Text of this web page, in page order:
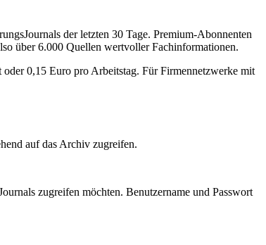
der letzten 30 Tage. Premium-Abonnenten
über 6.000 Quellen wertvoller Fachinformationen.
0,15 Euro pro Arbeitstag. Für Firmennetzwerke mit
auf das Archiv zugreifen.
zugreifen möchten. Benutzername und Passwort